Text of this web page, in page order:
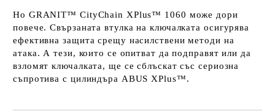
Но GRANIT™ CityChain XPlus™ 1060 може дори
повече. Свързаната втулка на ключалката осигурява
ефективна защита срещу насилствени методи на
атака. А тези, които се опитват да подправят или да
взломят ключалката, ще се сблъскат със сериозна
съпротива с цилиндъра ABUS XPlus™.